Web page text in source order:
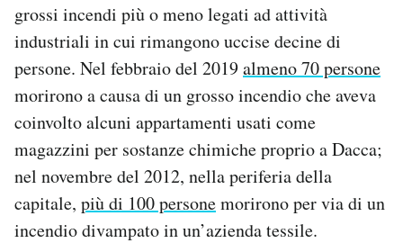
grossi incendi più o meno legati ad attività
industriali in cui rimangono uccise decine di
persone. Nel febbraio del 2019almeno 70 persone
morirono a causa di un grosso incendio che aveva
coinvolto alcuni appartamenti usati come
magazzini per sostanze chimiche proprio a Dacca;
nel novembre del 2012, nella periferia della
capitale, più di 100 personemorirono per via di un
incendio divampato in un’azienda tessile.